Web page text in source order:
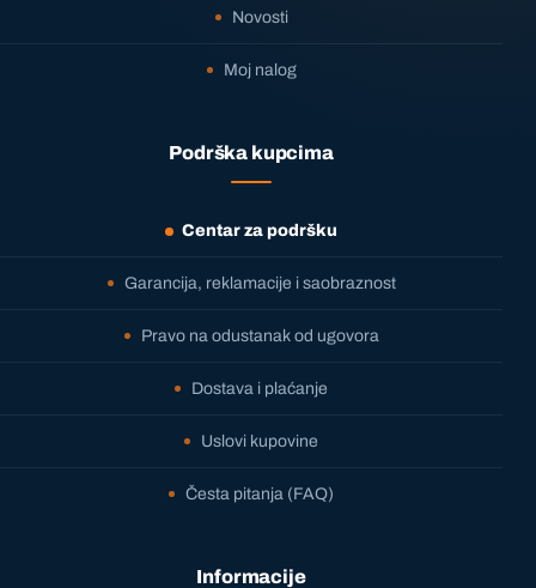
Novosti
Moj nalog
Podrška kupcima
Centar za podršku
Garancija, reklamacije i saobraznost
Pravo na odustanak od ugovora
Dostava i plaćanje
Uslovi kupovine
Česta pitanja (FAQ)
Informacije